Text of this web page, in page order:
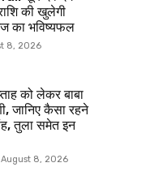
की खुलेगी
का भविष्यफल
8, 2026
को लेकर बाबा
जानिए कैसा रहने
तुला समेत इन
August 8, 2026